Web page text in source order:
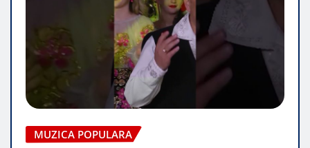
MUZICA POPULARA